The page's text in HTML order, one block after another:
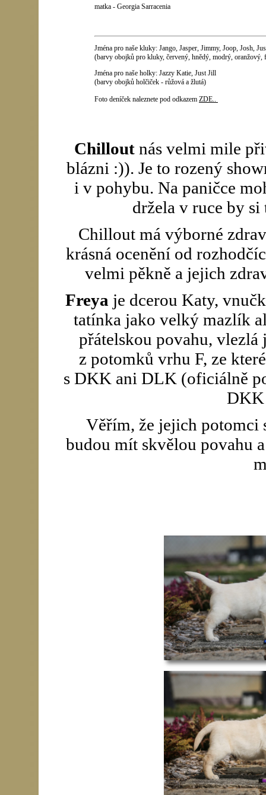
matka - Georgia Sarracenia
Jména pro naše kluky: Jango, Jasper, Jimmy, Joop, Josh,
(barvy obojků pro kluky, červený, hnědý, modrý, oranžový,
Jména pro naše holky: Jazzy Katie, Just Jill
(barvy obojků holčiček - růžová a žlutá)
Foto deníček naleznete pod odkazem ZDE..
Chillout nás velmi mile
blázni :)). Je to rozený
i v pohybu. Na paničce
držela v ruce by
Chillout má výborné
krásná ocenění od
velmi pěkně a jejich
Freya je dcerou Katy,
tatínka jako velký mazlík
přátelskou povahu,
z potomků vrhu F, ze
s DKK ani DLK (oficiálně
Věřím, že jejich potomci
budou mít skvělou povahu